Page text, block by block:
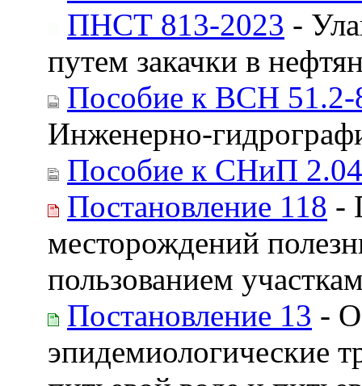
ПНСТ 813-2023 -
путем закачки в
Пособие к ВСН 51.2-
Инженерно-
Пособие к СНиП
Постановление 118 -
месторождений
пользованием
Постановление 13 -
эпидемиологические